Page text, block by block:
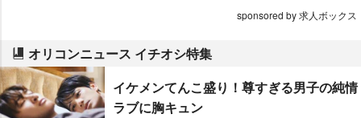
sponsored by 求人ボックス
オリコンニュース イチオシ特集
イケメンてんこ盛り！尊すぎる男子の純情
ラブに胸キュン